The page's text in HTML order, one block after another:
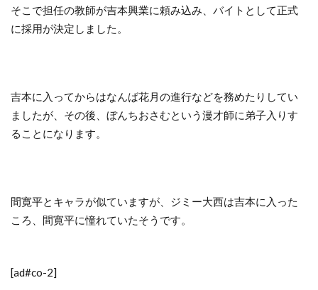
そこで担任の教師が吉本興業に頼み込み、バイトとして正式
に採用が決定しました。
吉本に入ってからはなんば花月の進行などを務めたりしてい
ましたが、その後、ぼんちおさむという漫才師に弟子入りす
ることになります。
間寛平とキャラが似ていますが、ジミー大西は吉本に入った
ころ、間寛平に憧れていたそうです。
[ad#co-2]